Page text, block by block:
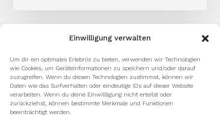
Einwilligung verwalten
Um dir ein optimales Erlebnis zu bieten, verwenden wir Technologien
wie Cookies, um Geräteinformationen zu speichern und/oder darauf
zuzugreifen. Wenn du diesen Technologien zustimmst, können wir
Daten wie das Surfverhalten oder eindeutige IDs auf dieser Website
verarbeiten. Wenn du deine Einwillligung nicht erteilst oder
zurückziehst, können bestimmte Merkmale und Funktionen
beeinträchtigt werden.